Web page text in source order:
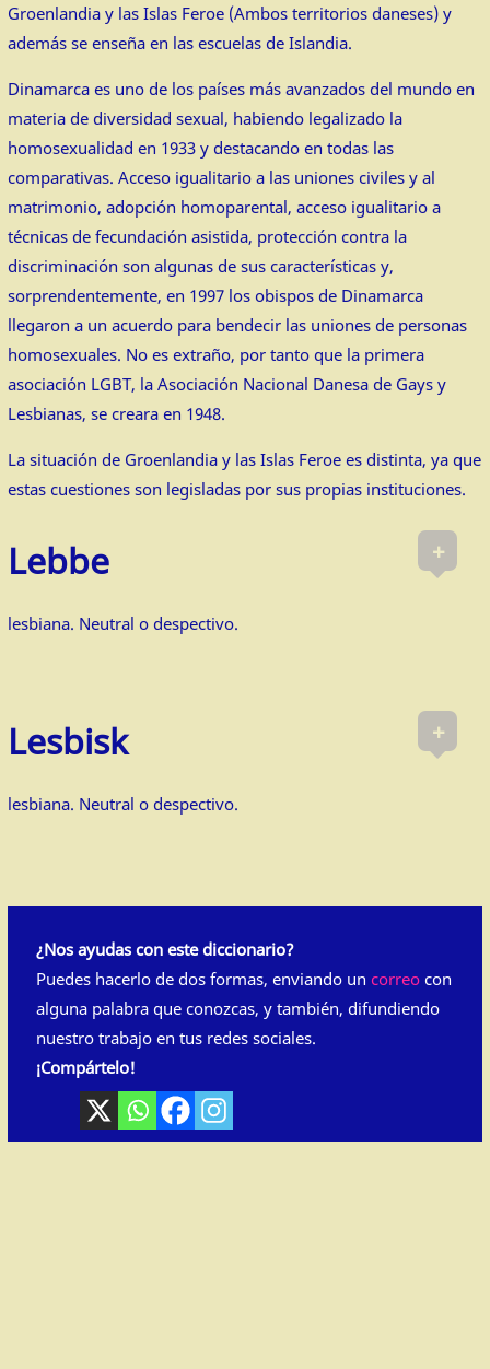
Groenlandia y las Islas Feroe (Ambos territorios daneses) y
además se enseña en las escuelas de Islandia.
Dinamarca es uno de los países más avanzados del mundo en
materia de diversidad sexual, habiendo legalizado la
homosexualidad en 1933 y destacando en todas las
comparativas. Acceso igualitario a las uniones civiles y al
matrimonio, adopción homoparental, acceso igualitario a
técnicas de fecundación asistida, protección contra la
discriminación son algunas de sus características y,
sorprendentemente, en 1997 los obispos de Dinamarca
llegaron a un acuerdo para bendecir las uniones de personas
homosexuales. No es extraño, por tanto que la primera
asociación LGBT, la Asociación Nacional Danesa de Gays y
Lesbianas, se creara en 1948.
La situación de Groenlandia y las Islas Feroe es distinta, ya que
estas cuestiones son legisladas por sus propias instituciones.
+
Lebbe
lesbiana. Neutral o despectivo.
+
Lesbisk
lesbiana. Neutral o despectivo.
¿Nos ayudas con este diccionario?
Puedes hacerlo de dos formas, enviando un correocon
alguna palabra que conozcas, y también, difundiendo
nuestro trabajo en tus redes sociales.
¡Compártelo!